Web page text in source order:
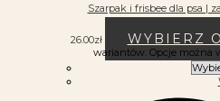
Szarpak i frisbee dla psa |
26.00zł WYBIERZ
wariantów. Opcje można